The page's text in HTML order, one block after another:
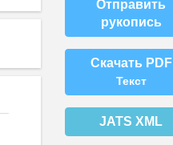
Отправить
рукопись
Скачать PDF
Текст
JATS XML